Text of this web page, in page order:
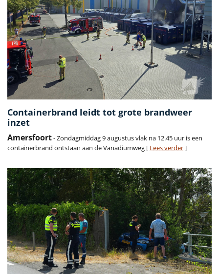
Containerbrand leidt tot grote brandweer
inzet
Amersfoort- Zondagmiddag 9 augustus vlak na 12.45 uur is een
containerbrand ontstaan aan de Vanadiumweg [ Lees verder]